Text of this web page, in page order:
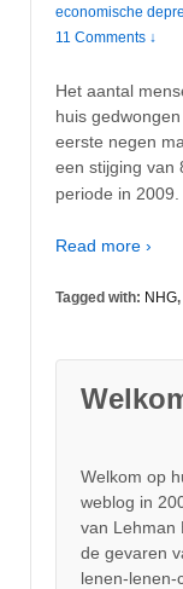
economische
11 Comments ↓
Het aantal
huis
eerste negen
een stijging van
periode in
Read more ›
Tagged with: NHG,
Welkom op
weblog in
van Lehman
de gevaren
lenen-